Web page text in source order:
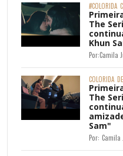
#COLORIDA
The
Khun
Por:Camila
COLORIDA
The
Sam"
Por: Camila